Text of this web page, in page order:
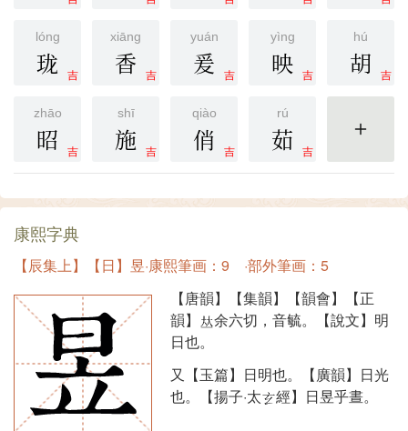
lóng
吉
珑
xiāng
吉
香
yuán
吉
爰
yìng
吉
映
hú
吉
胡
zhāo
吉
昭
shī
吉
施
qiào
吉
俏
rú
吉
茹 更多
康熙字典
【辰集上】【日】昱·康熙筆画：9 ·部外筆画：5
【唐韻】【集韻】【韻會】【正
韻】
余六切，音毓。【說文】明
日也。
又【玉篇】日明也。【廣韻】日光
也。【揚子·太
經】日昱乎晝。